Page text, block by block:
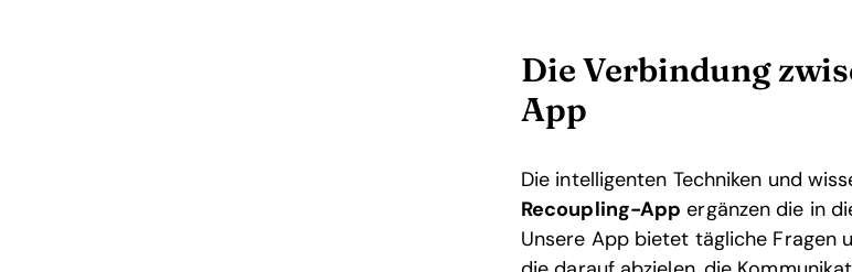
Die Verbindung
App
Die intelligenten Techniken und
Recoupling-App ergänzen die in
Unsere App bietet tägliche Fragen